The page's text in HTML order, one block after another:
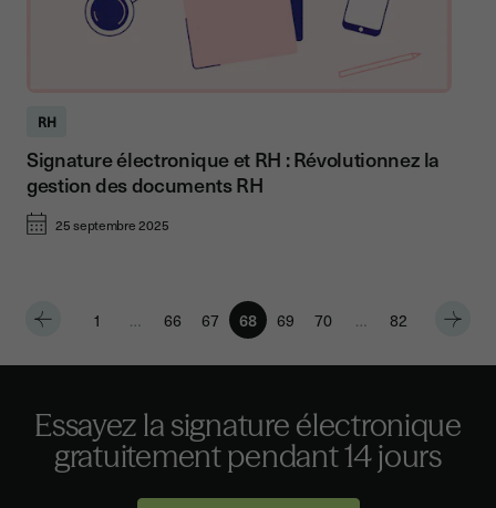
RH
Signature électronique et RH : Révolutionnez la
gestion des documents RH
25 septembre 2025
1 … 66 67 68 69 70 … 82
Essayez la signature électronique
gratuitement pendant 14 jours